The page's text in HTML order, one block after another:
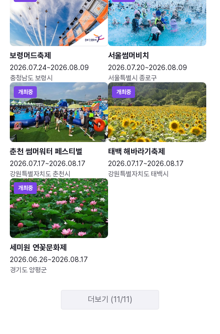
보령머드축제
2026.07.24~2026.08.09
충청남도 보령시
서울썸머비치
2026.07.20~2026.08.09
서울특별시 종로구
개최중
춘천 썸머워터 페스티벌
2026.07.17~2026.08.17
강원특별자치도 춘천시
개최중
태백 해바라기축제
2026.07.17~2026.08.17
강원특별자치도 태백시
개최중
세미원 연꽃문화제
2026.06.26~2026.08.17
경기도 양평군
더보기 (11/11)